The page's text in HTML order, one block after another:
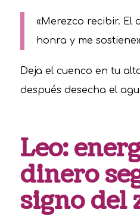
«Merezco recibir. El
honra y me
Deja el cuenco en tu
después desecha el
Leo:
dinero
signo del